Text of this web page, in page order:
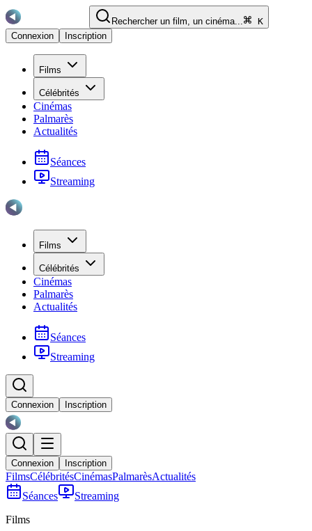
Rechercher un film, un cinéma...
K
Connexion
Inscription
Films
Célébrités
Cinémas
Palmarès
Actualités
Séances
Streaming
Films
Célébrités
Cinémas
Palmarès
Actualités
Séances
Streaming
Connexion Inscription
Connexion Inscription
FilmsCélébritésCinémasPalmarèsActualités
Séances
Streaming
Films